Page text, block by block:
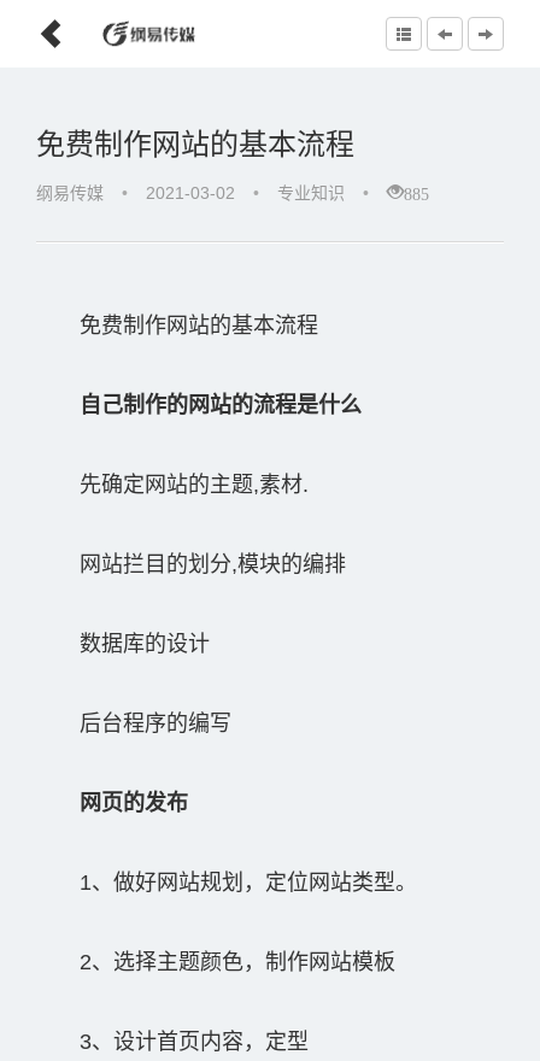
免费制作网站的基本流程
纲易传媒 • 2021-03-02 • 专业知识 • 885
免费制作网站的基本流程
自己制作的网站的流程是什么
先确定网站的主题,素材.
网站拦目的划分,模块的编排
数据库的设计
后台程序的编写
网页的发布
1、做好网站规划，定位网站类型。
2、选择主题颜色，制作网站模板
3、设计首页内容，定型